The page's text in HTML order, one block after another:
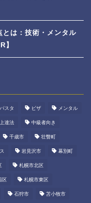
とは：技術・メンタル
】
パスタ ピザ メンタル
上達法 中級者向き
千歳市 壮瞥町
岩見沢市 幕別町
札幌市北区
区 札幌市東区
石狩市 苫小牧市